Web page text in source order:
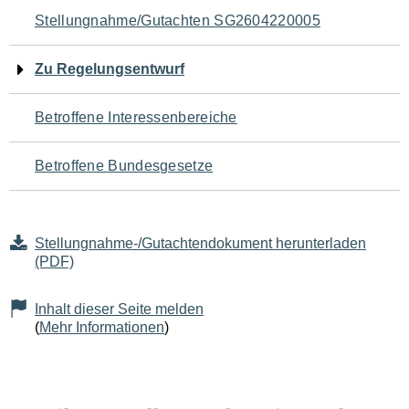
Navigation
für
den
Seiteninhalt
Stellungnahme/Gutachten SG2604220005
Zu Regelungsentwurf
Betroffene Interessenbereiche
Betroffene Bundesgesetze
Stellungnahme-/Gutachtendokument herunterladen
(PDF)
Inhalt dieser Seite melden
(Mehr Informationen)